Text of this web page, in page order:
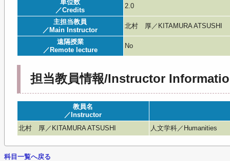
単位数
／Credits
2.0
主担当教員
／Main Instructor
北村 厚／KITAMURA ATSUSHI
遠隔授業
／Remote lecture
No
担当教員情報/Instructor
教員名
／Instructor
北村 厚／KITAMURA ATSUSHI
人文学科／Humanities
科目一覧へ戻る